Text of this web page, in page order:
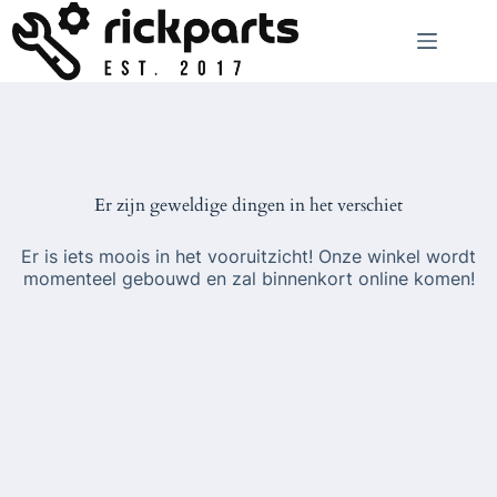
naar
de
inhoud
Er zijn geweldige dingen in het verschiet
Er is iets moois in het vooruitzicht! Onze winkel wordt
momenteel gebouwd en zal binnenkort online komen!